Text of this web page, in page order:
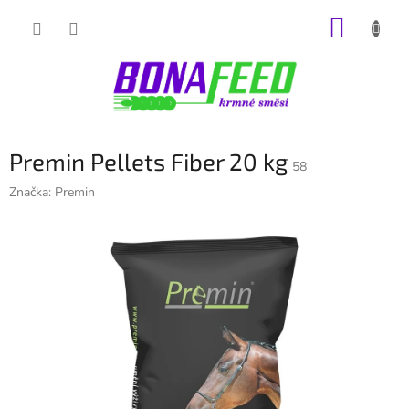
Premin Pellets Fiber 20 kg 58
Značka: Premin